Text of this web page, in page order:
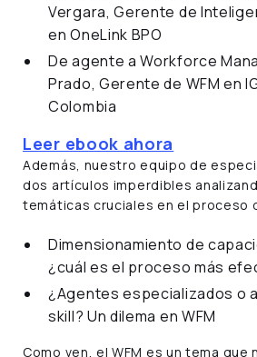
Vergara, Gerente de
en OneLink BPO
De agente a Workforce
Prado, Gerente de WFM en
Colombia
Leer ebook ahora
Además, nuestro equipo de
dos artículos imperdibles
temáticas cruciales en el proceso
Dimensionamiento de
¿cuál es el proceso más
¿Agentes especializados o
skill? Un dilema en WFM
Como ven, el WFM es un tema que